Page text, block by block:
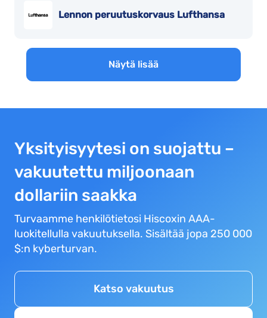
Lennon peruutuskorvaus Lufthansa
Näytä lisää
Yksityisyytesi on suojattu –
vakuutettu miljoonaan
dollariin saakka
Turvaamme henkilötietosi Hiscoxin AAA-
luokitellulla vakuutuksella. Sisältää jopa 250 000
$:n kyberturvan.
Katso vakuutus